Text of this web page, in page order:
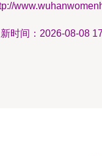
时间：2026-08-08